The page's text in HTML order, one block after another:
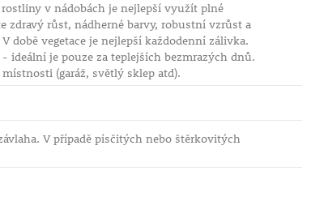
v nádobách je nejlepší využít plné
zdravý růst, nádherné barvy, robustní vzrůst a
vegetace je nejlepší každodenní zálivka.
je pouze za teplejších bezmrazých dnů.
(garáž, světlý sklep atd).
V případě písčitých nebo štěrkovitých